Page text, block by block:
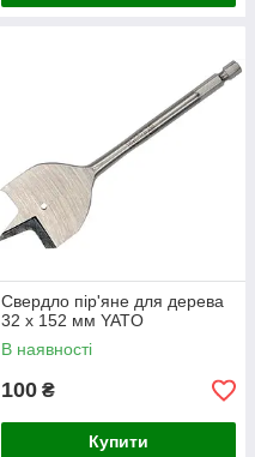
Свердло пір'яне для дерева
32 х 152 мм YATO
В наявності
100 ₴
Купити